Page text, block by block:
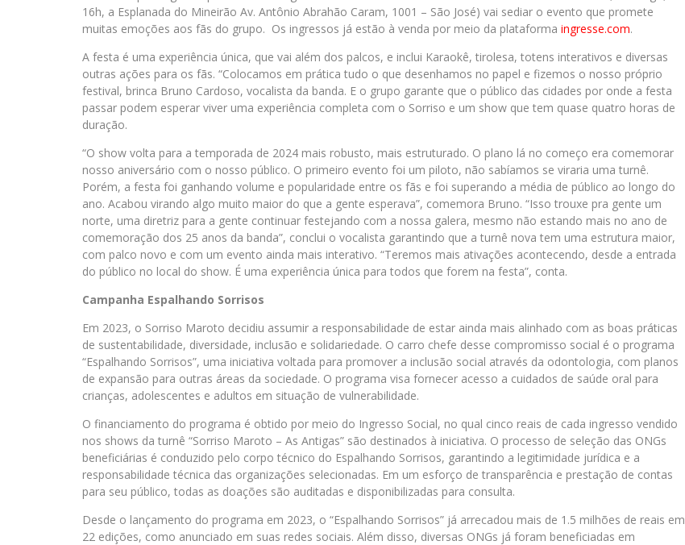
16h, a Esplanada do Mineirão Av. Antônio Abrahão Caram, 1001 – São José) vai sediar o evento que promete
muitas emoções aos fãs do grupo. Os ingressos já estão à venda por meio da plataforma ingresse.com.
A festa é uma experiência única, que vai além dos palcos, e inclui Karaokê, tirolesa, totens interativos e diversas
outras ações para os fãs. “Colocamos em prática tudo o que desenhamos no papel e fizemos o nosso próprio
festival, brinca Bruno Cardoso, vocalista da banda. E o grupo garante que o público das cidades por onde a festa
passar podem esperar viver uma experiência completa com o Sorriso e um show que tem quase quatro horas de
duração.
“O show volta para a temporada de 2024 mais robusto, mais estruturado. O plano lá no começo era comemorar
nosso aniversário com o nosso público. O primeiro evento foi um piloto, não sabíamos se viraria uma turnê.
Porém, a festa foi ganhando volume e popularidade entre os fãs e foi superando a média de público ao longo do
ano. Acabou virando algo muito maior do que a gente esperava”, comemora Bruno. “Isso trouxe pra gente um
norte, uma diretriz para a gente continuar festejando com a nossa galera, mesmo não estando mais no ano de
comemoração dos 25 anos da banda”, conclui o vocalista garantindo que a turnê nova tem uma estrutura maior,
com palco novo e com um evento ainda mais interativo. “Teremos mais ativações acontecendo, desde a entrada
do público no local do show. É uma experiência única para todos que forem na festa”, conta.
Campanha Espalhando Sorrisos
Em 2023, o Sorriso Maroto decidiu assumir a responsabilidade de estar ainda mais alinhado com as boas práticas
de sustentabilidade, diversidade, inclusão e solidariedade. O carro chefe desse compromisso social é o programa
“Espalhando Sorrisos”, uma iniciativa voltada para promover a inclusão social através da odontologia, com planos
de expansão para outras áreas da sociedade. O programa visa fornecer acesso a cuidados de saúde oral para
crianças, adolescentes e adultos em situação de vulnerabilidade.
O financiamento do programa é obtido por meio do Ingresso Social, no qual cinco reais de cada ingresso vendido
nos shows da turnê “Sorriso Maroto – As Antigas” são destinados à iniciativa. O processo de seleção das ONGs
beneficiárias é conduzido pelo corpo técnico do Espalhando Sorrisos, garantindo a legitimidade jurídica e a
responsabilidade técnica das organizações selecionadas. Em um esforço de transparência e prestação de contas
para seu público, todas as doações são auditadas e disponibilizadas para consulta.
Desde o lançamento do programa em 2023, o “Espalhando Sorrisos” já arrecadou mais de 1.5 milhões de reais em
22 edições, como anunciado em suas redes sociais. Além disso, diversas ONGs já foram beneficiadas em